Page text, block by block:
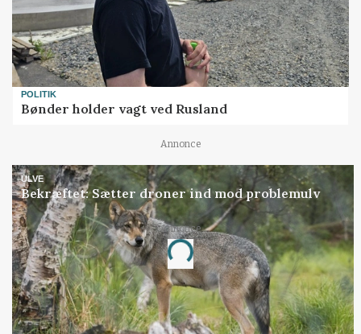
POLITIK
Bønder holder vagt ved Rusland
Annonce
ULVE
Bekræftet: Sætter droner ind mod problemulv
Annonce
Loading...
Jobs